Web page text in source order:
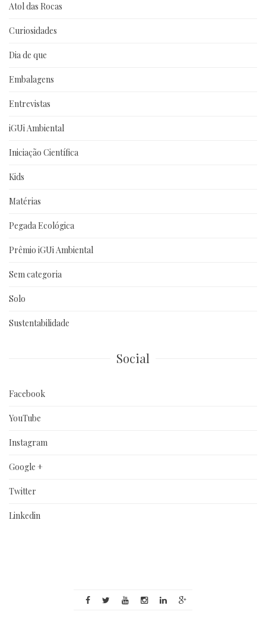
Atol das Rocas
Curiosidades
Dia de que
Embalagens
Entrevistas
iGUi Ambiental
Iniciação Científica
Kids
Matérias
Pegada Ecológica
Prêmio iGUi Ambiental
Sem categoria
Solo
Sustentabilidade
Social
Facebook
YouTube
Instagram
Google +
Twitter
Linkedin